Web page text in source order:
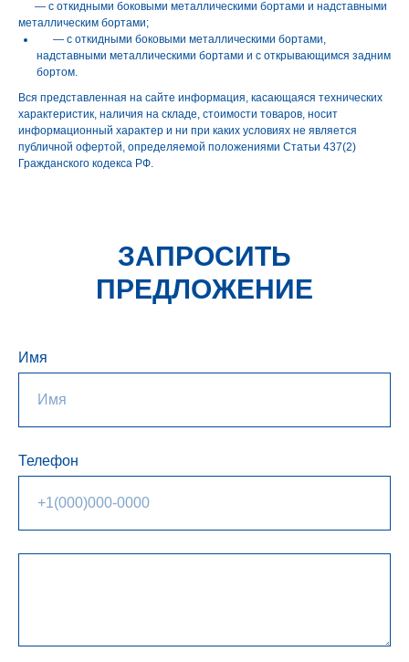
— с откидными боковыми металлическими бортами и надставными
металлическим бортами;
— с откидными боковыми металлическими бортами,
надставными металлическими бортами и с открывающимся задним
бортом.
Вся представленная на сайте информация, касающаяся технических
характеристик, наличия на складе, стоимости товаров, носит
информационный характер и ни при каких условиях не является
публичной офертой, определяемой положениями Статьи 437(2)
Гражданского кодекса РФ.
ЗАПРОСИТЬ
ПРЕДЛОЖЕНИЕ
Имя
Телефон